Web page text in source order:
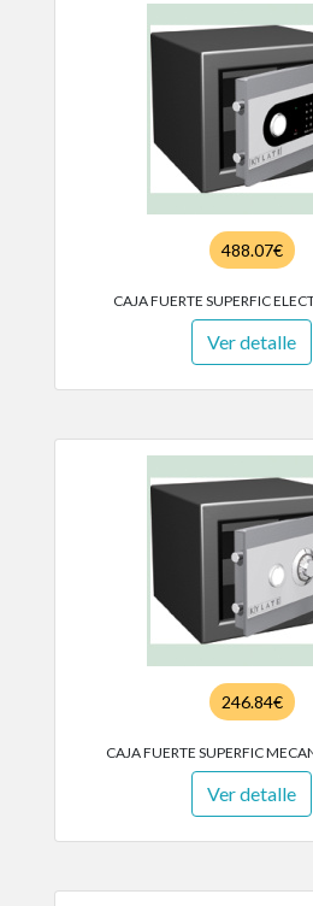
488.07€
CAJA FUERTE SUPERFIC
Ver detalle
246.84€
CAJA FUERTE SUPERFIC
Ver detalle